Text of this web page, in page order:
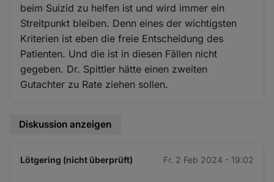
beim Suizid zu helfen ist und wird immer ein
Streitpunkt bleiben. Denn eines der wichtigsten
Kriterien ist eben die freie Entscheidung des
Patienten. Und die ist in diesen Fällen nicht
gegeben. Dr. Spittler hätte einen zweiten
Gutachter zu Rate ziehen sollen.
Diskussion anzeigen
Lötgering (nicht überprüft) Fr. 2 Feb 2024 - 19:02